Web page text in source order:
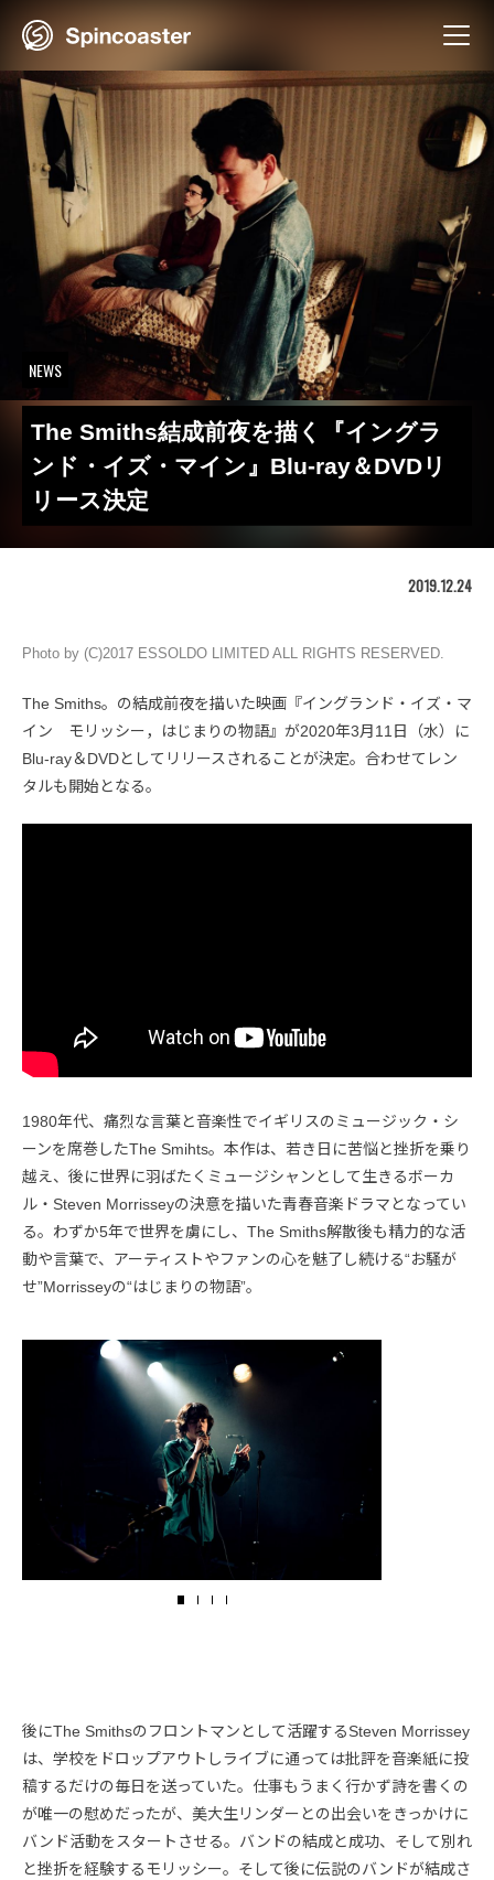
NEWS
The Smiths結成前夜を描く『イングラ
ンド・イズ・マイン』Blu-ray＆DVDリ
リース決定
2019.12.24
Photo by (C)2017 ESSOLDO LIMITED ALL RIGHTS RESERVED.
The Smiths。の結成前夜を描いた映画『イングランド・イズ・マ
イン モリッシー，はじまりの物語』が2020年3月11日（水）に
Blu-ray＆DVDとしてリリースされることが決定。合わせてレン
タルも開始となる。
1980年代、痛烈な言葉と音楽性でイギリスのミュージック・シ
ーンを席巻したThe Smihts。本作は、若き日に苦悩と挫折を乗り
越え、後に世界に羽ばたくミュージシャンとして生きるボーカ
ル・Steven Morrisseyの決意を描いた青春音楽ドラマとなってい
る。わずか5年で世界を虜にし、The Smiths解散後も精力的な活
動や言葉で、アーティストやファンの心を魅了し続ける“お騒が
せ”Morrisseyの“はじまりの物語”。
後にThe Smithsのフロントマンとして活躍するSteven Morrissey
は、学校をドロップアウトしライブに通っては批評を音楽紙に投
稿するだけの毎日を送っていた。仕事もうまく行かず詩を書くの
が唯一の慰めだったが、美大生リンダーとの出会いをきっかけに
バンド活動をスタートさせる。バンドの結成と成功、そして別れ
と挫折を経験するモリッシー。そして後に伝説のバンドが結成さ